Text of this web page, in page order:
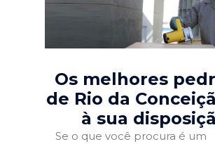
Os melhores
de Rio da
à sua
Se o que você procura é um